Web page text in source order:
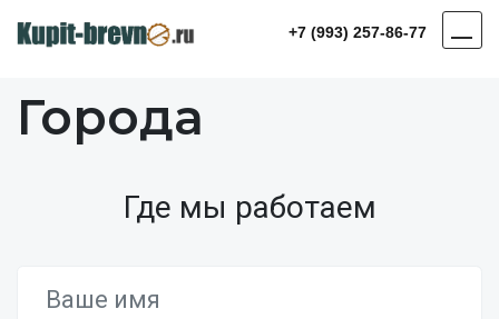
+7 (993) 257-86-77
Города
Где мы работаем